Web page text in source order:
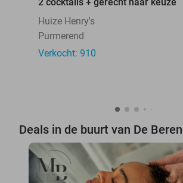
2 cocktails + gerecht naar keuze
Huize Henry's
Purmerend
Verkocht: 910
Deals in de buurt van De